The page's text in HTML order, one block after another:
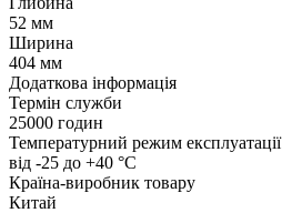
52 мм
Ширина
404 мм
Додаткова інформація
Термін служби
25000 годин
Температурний режим експлуатації
від -25 до +40 °С
Країна-виробник товару
Китай